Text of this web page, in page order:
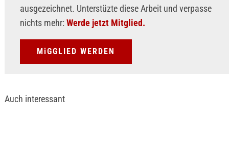
ausgezeichnet. Unterstüzte diese Arbeit und verpasse
nichts mehr: Werde jetzt Mitglied.
MiGGLIED WERDEN
Auch interessant